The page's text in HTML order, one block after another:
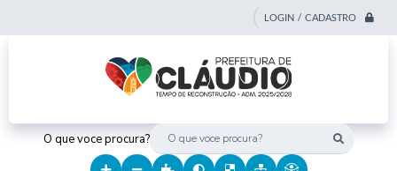
LOGIN / CADASTRO
O que voce procura?